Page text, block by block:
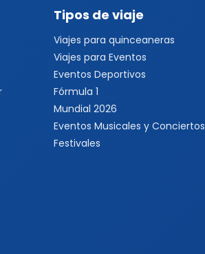
Tipos de viaje
Viajes para quinceaneras
Viajes para Eventos
Eventos Deportivos
Fórmula 1
Mundial 2026
Eventos Musicales y Conciertos
Festivales